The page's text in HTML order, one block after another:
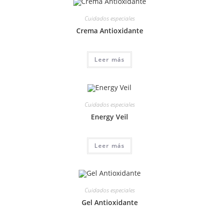
Cuidados especiales
Crema Antioxidante
Leer más
Cuidados especiales
Energy Veil
Leer más
Cuidados especiales
Gel Antioxidante